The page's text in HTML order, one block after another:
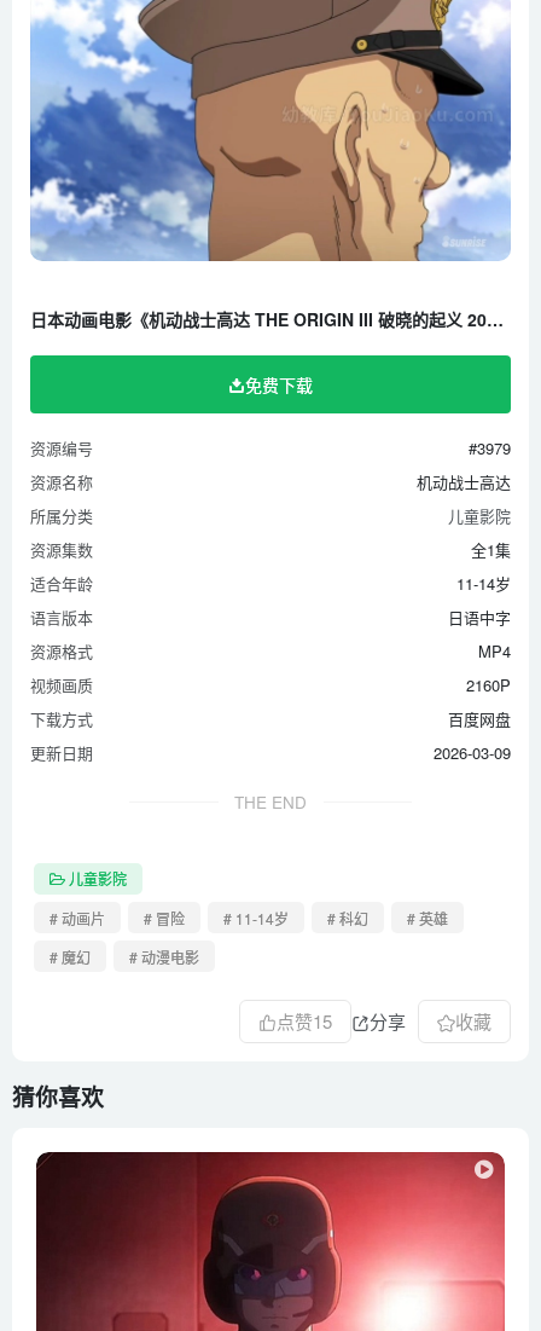
日本动画电影《机动战士高达 THE ORIGIN III 破晓的起义 2016》全1集 日语中字 1080P/MP4/681M 百度云网盘下载
免费下载
资源编号
#3979
资源名称
机动战士高达
所属分类
儿童影院
资源集数
全1集
适合年龄
11-14岁
语言版本
日语中字
资源格式
MP4
视频画质
2160P
下载方式
百度网盘
更新日期
2026-03-09
THE END
儿童影院
# 动画片
# 冒险 # 11-14岁 # 科幻
# 英雄
# 魔幻
# 动漫电影
点赞15 分享 收藏
猜你喜欢